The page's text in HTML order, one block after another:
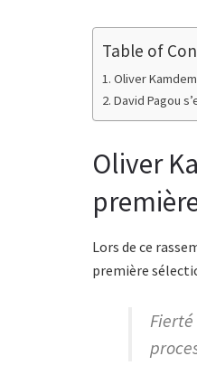
Table of
Oliver
David Pagou
Oliver
Lors de ce
première